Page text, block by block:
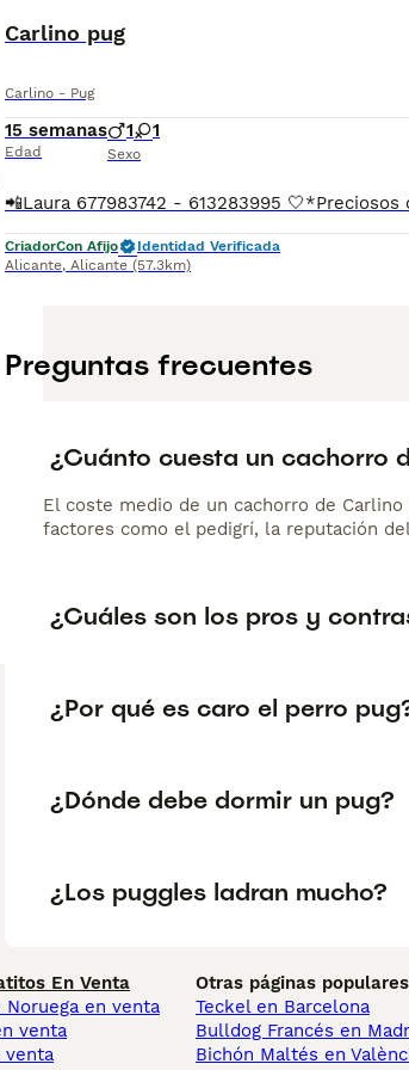
Carlino pug
Carlino - Pug
15 semanas
Edad
1 1
Sexo
CriadorCon Afijo
Identidad Verificada
Alicante, Alicante (57.3km)
Preguntas frecuentes
¿Cuánto cuesta un cachorro
El coste medio de un cachorro de
factores como el pedigrí, la reputación
¿Cuáles son los pros y
¿Por qué es caro el perro
¿Dónde debe dormir un pug?
¿Los puggles ladran mucho?
En Venta
Noruega en venta
venta
venta
Otras páginas populares
Teckel en Barcelona
Bulldog Francés en
Bichón Maltés en